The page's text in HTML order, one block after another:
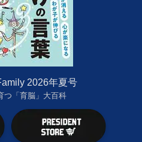
2026年夏号
つ「育脳」大百科